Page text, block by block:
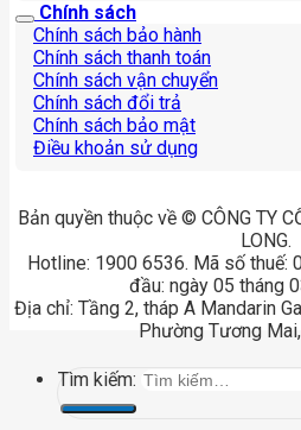
Chính sách
Chính sách bảo hành
Chính sách thanh toán
Chính sách vận chuyển
Chính sách đổi trả
Chính sách bảo mật
Điều khoản sử dụng
Bản quyền thuộc về © CÔNG TY
LONG.
Hotline: 1900 6536. Mã số thuế:
đầu: ngày 05 tháng
Địa chỉ: Tầng 2, tháp A Mandarin
Phường Tương
Tìm kiếm: